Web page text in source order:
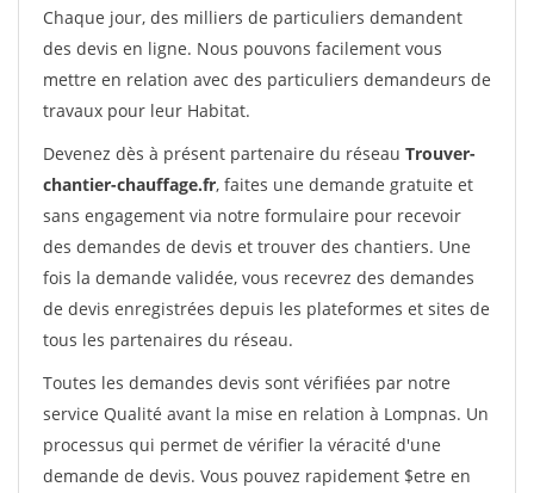
Chaque jour, des milliers de particuliers demandent
des devis en ligne. Nous pouvons facilement vous
mettre en relation avec des particuliers demandeurs de
travaux pour leur Habitat.
Devenez dès à présent partenaire du réseau Trouver-
chantier-chauffage.fr, faites une demande gratuite et
sans engagement via notre formulaire pour recevoir
des demandes de devis et trouver des chantiers. Une
fois la demande validée, vous recevrez des demandes
de devis enregistrées depuis les plateformes et sites de
tous les partenaires du réseau.
Toutes les demandes devis sont vérifiées par notre
service Qualité avant la mise en relation à Lompnas. Un
processus qui permet de vérifier la véracité d'une
demande de devis. Vous pouvez rapidement $etre en